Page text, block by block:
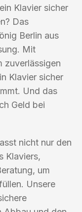
Klavier sicher
Das
Berlin aus
Mit
zuverlässigen
Klavier sicher
Und das
Geld bei
nicht nur den
Klaviers,
um
Unsere